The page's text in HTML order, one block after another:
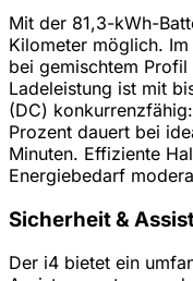
Mit der 81,3-kWh-
Kilometer möglich. Im
bei gemischtem
Ladeleistung ist mit
(DC)
Prozent dauert bei
Minuten. Effiziente
Energiebedarf
Sicherheit &
Der i4 bietet ein